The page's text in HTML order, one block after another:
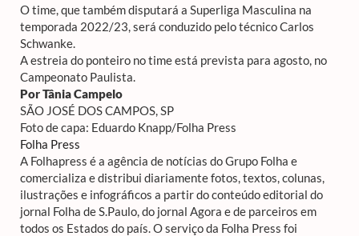
O time, que também disputará a Superliga Masculina na
temporada 2022/23, será conduzido pelo técnico Carlos
Schwanke.
A estreia do ponteiro no time está prevista para agosto, no
Campeonato Paulista.
Por Tânia Campelo
SÃO JOSÉ DOS CAMPOS, SP
Foto de capa: Eduardo Knapp/Folha Press
Folha Press
A Folhapress é a agência de notícias do Grupo Folha e
comercializa e distribui diariamente fotos, textos, colunas,
ilustrações e infográficos a partir do conteúdo editorial do
jornal Folha de S.Paulo, do jornal Agora e de parceiros em
todos os Estados do país. O serviço da Folha Press foi